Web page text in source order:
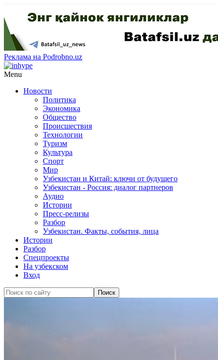
Реклама на Podrobno.uz
Menu
Новости
Политика
Экономика
Общество
Происшествия
Технологии
Туризм
Культура
Спорт
Мир
Узбекистан и Китай: ключи от будущего
Узбекистан - Россия: диалог партнеров
Аудио
Истории
Пресс-релизы
Разбор
Узбекистан. Факты, события, лица
Истории
Разбор
Спецпроекты
На узбекском
Вход